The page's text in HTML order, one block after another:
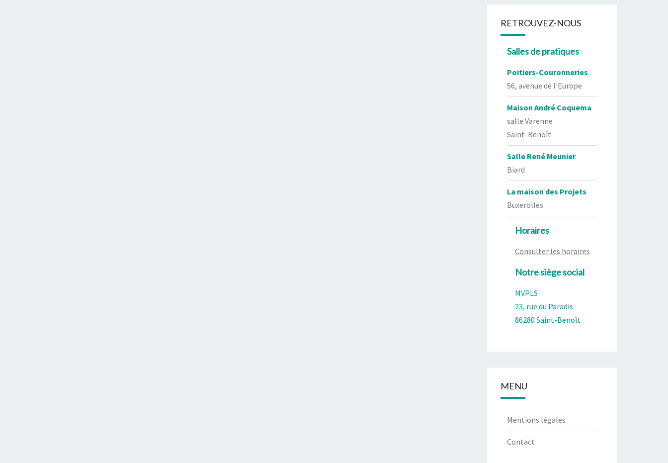
RETROUVEZ-NOUS
Salles de pratiques
Poitiers-Couronneries
56, avenue de l'Europe
Maison André Coquema
salle Varenne
Saint-Benoît
Salle René Meunier
Biard
La maison des Projets
Buxerolles
Horaires
Consulter les horaires
Notre siège social
MVPLS
23, rue du Paradis
86280 Saint-Benoît
MENU
Mentions légales
Contact